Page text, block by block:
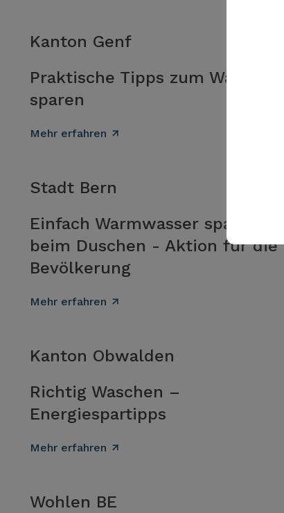
Kanton Genf
Praktische Tipps zum Wasser
sparen
Mehr erfahren
Stadt Bern
Einfach Warmwasser sparen
beim Duschen - Aktion für die
Bevölkerung
Mehr erfahren
Kanton Obwalden
Richtig Waschen –
Energiespartipps
Mehr erfahren
Wohlen BE